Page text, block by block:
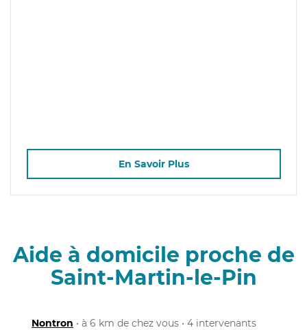
En Savoir Plus
Aide à domicile proche de
Saint-Martin-le-Pin
Nontron • à 6 km de chez vous • 4 intervenants